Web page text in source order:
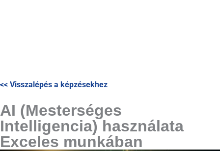
<< Visszalépés a képzésekhez
AI (Mesterséges
Intelligencia) használata
Exceles munkában